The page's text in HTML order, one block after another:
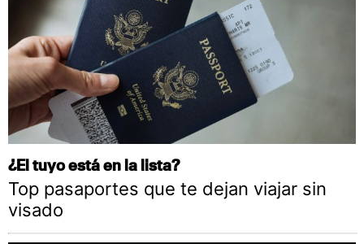
¿El tuyo está en la lista?
Top pasaportes que te dejan viajar sin
visado